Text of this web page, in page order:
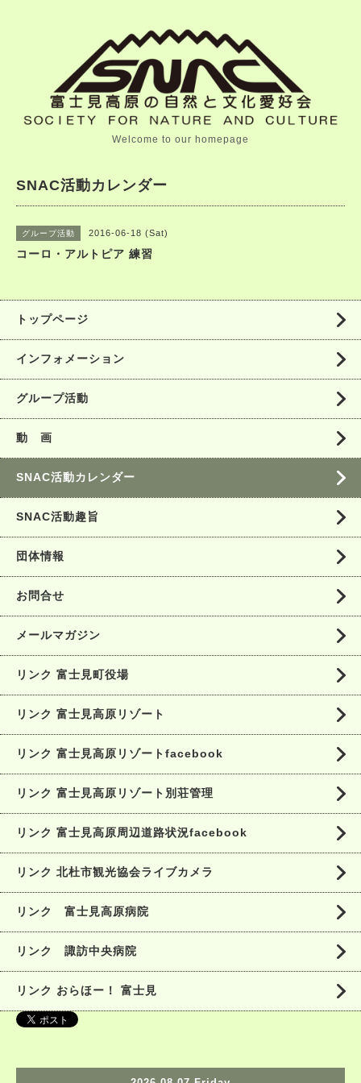
Welcome to our homepage
SNAC活動カレンダー
グループ活動 2016-06-18 (Sat)
コーロ・アルトピア 練習
トップページ
インフォメーション
グループ活動
動 画
SNAC活動カレンダー
SNAC活動趣旨
団体情報
お問合せ
メールマガジン
リンク 富士見町役場
リンク 富士見高原リゾート
リンク 富士見高原リゾートfacebook
リンク 富士見高原リゾート別荘管理
リンク 富士見高原周辺道路状況facebook
リンク 北杜市観光協会ライブカメラ
リンク 富士見高原病院
リンク 諏訪中央病院
リンク おらほー！ 富士見